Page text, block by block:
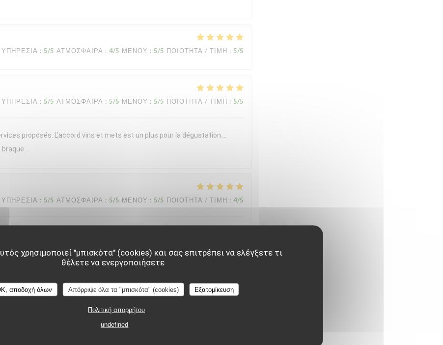
χρησιμοποιεί "μπισκότα" (cookies) και σας επιτρέπει να ελέγξετε τι
θέλετε να ενεργοποιήσετε
αποδοχή όλων Απόρριψε όλα τα "μπισκότα" (cookies) Εξατομίκευση
Πολιτική απορρήτου
undefined
ΥΠΗΡΕΣΊΑ : 5/5 ΑΤΜΌΣΦΑΙΡΑ : 4/5 ΜΕΝΟΎ : 5/5 ΠΟΙΌΤΗΤΑ / ΤΙΜΉ : 5/5
ΥΠΗΡΕΣΊΑ : 5/5 ΑΤΜΌΣΦΑΙΡΑ : 5/5 ΜΕΝΟΎ : 5/5 ΠΟΙΌΤΗΤΑ / ΤΙΜΉ : 5/5
proposés. L’accord vins et mets est un plus pour la dégustation….
ΥΠΗΡΕΣΊΑ : 5/5 ΑΤΜΌΣΦΑΙΡΑ : 5/5 ΜΕΝΟΎ : 5/5 ΠΟΙΌΤΗΤΑ / ΤΙΜΉ : 4/5
moment chez « Le Braque » ce samedi soir. L’accueil a été chaleureux et
à notre serveuse, dont les connaissances en sommellerie étaient
domaines plus confidentiels, étaient toujours justes, originales et en
apportait une belle fraîcheur, idéale pour la saison. Chaque assiette
en portions généreuses. Les desserts concluaient le repas avec
tout en restant léger. Une cuisine précise, créative et généreuse,
expérience et reviendrons avec grand plaisir !